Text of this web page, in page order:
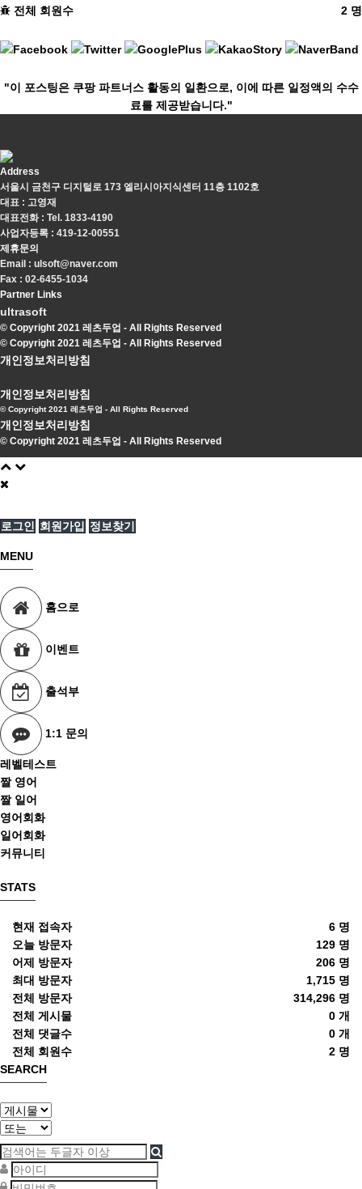
전체 회원수
2 명
"이 포스팅은 쿠팡 파트너스 활동의 일환으로, 이에 따른 일정액의 수수
료를 제공받습니다."
Address
서울시 금천구 디지털로 173 엘리시아지식센터 11층 1102호
대표 : 고영재
대표전화 : Tel. 1833-4190
사업자등록 : 419-12-00551
제휴문의
Email : ulsoft@naver.com
Fax : 02-6455-1034
Partner Links
ultrasoft
© Copyright 2021 레츠두업 - All Rights Reserved
© Copyright 2021 레츠두업 - All Rights Reserved
개인정보처리방침
개인정보처리방침
© Copyright 2021 레츠두업 - All Rights Reserved
개인정보처리방침
© Copyright 2021 레츠두업 - All Rights Reserved
로그인 회원가입 정보찾기
MENU
홈으로
이벤트
출석부
1:1 문의
레벨테스트
짤 영어
짤 일어
영어회화
일어회화
커뮤니티
STATS
6 명
현재 접속자
129 명
오늘 방문자
206 명
어제 방문자
1,715 명
최대 방문자
314,296 명
전체 방문자
0 개
전체 게시물
0 개
전체 댓글수
2 명
전체 회원수
SEARCH